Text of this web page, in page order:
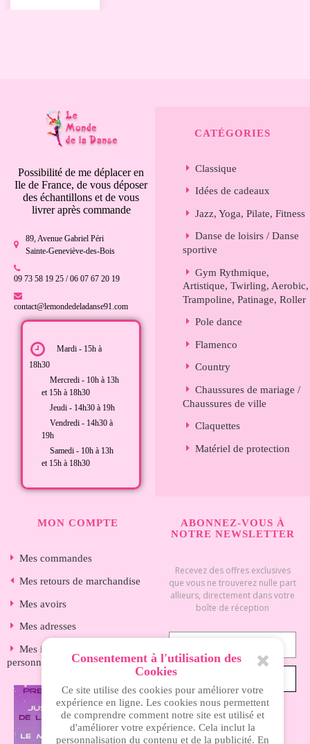
Possibilité de me déplacer en
Ile de France, de vous déposer
des échantillons et de vous
livrer après commande
89, Avenue Gabriel Péri
Sainte-Geneviève-des-Bois
09 73 58 19 25 / 06 07 67 20 19
contact@lemondedeladanse91.com
Mardi - 15h à
18h30
Mercredi - 10h à 13h
et 15h à 18h30
Jeudi - 14h30 à 19h
Vendredi - 14h30 à
19h
Samedi - 10h à 13h
et 15h à 18h30
CATÉGORIES
Classique
Idées de cadeaux
Jazz, Yoga, Pilate, Fitness
Danse de loisirs / Danse
sportive
Gym Rythmique,
Artistique, Twirling, Aerobic,
Trampoline, Patinage, Roller
Pole dance
Flamenco
Country
Chaussures de mariage /
Chaussures de ville
Claquettes
Matériel de protection
MON COMPTE
Mes commandes
Mes retours de marchandise
Mes avoirs
Mes adresses
Mes informations
personnelles
ABONNEZ-VOUS À
NOTRE NEWSLETTER
Recevez des offres exclusives
que vous ne trouverez nulle part
allieurs, directement dans votre
boîte de réception
INFORMATIONS
Consentement à l'utilisation des
Cookies
Ce site utilise des cookies pour améliorer votre
expérience en ligne. Les cookies nous permettent
de comprendre comment notre site est utilisé et
d'améliorer votre expérience. Cela inclut la
personnalisation du contenu et de la publicité. En